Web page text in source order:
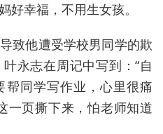
好幸福，不用生女孩。
致他遭受学校男同学的欺
永志在周记中写到：“自
帮同学写作业，心里很痛
一页撕下来，怕老师知道